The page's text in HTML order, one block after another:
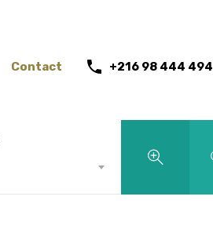
Contact +216 98 444 494